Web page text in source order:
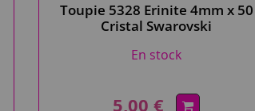
Toupie 5328 Erinite 4mm x 50
Cristal Swarovski
En stock
5,00 €